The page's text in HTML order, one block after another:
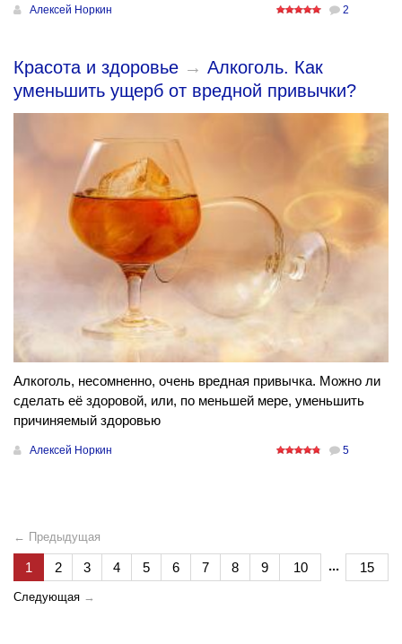
Алексей Норкин 2
Красота и здоровье → Алкоголь. Как
уменьшить ущерб от вредной привычки?
Алкоголь, несомненно, очень вредная привычка. Можно ли
сделать её здоровой, или, по меньшей мере, уменьшить
причиняемый здоровью
Алексей Норкин 5
← Предыдущая
1 2 3 4 5 6 7 8 9 10 ... 15
Следующая →